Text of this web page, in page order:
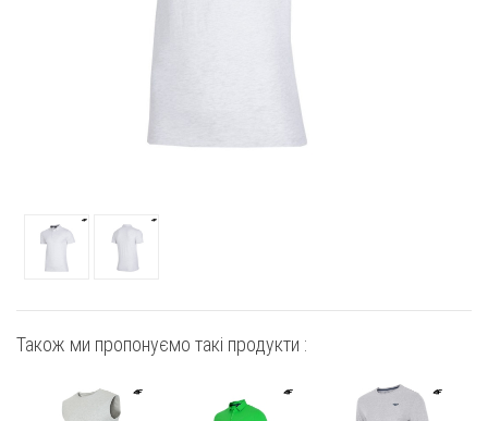
Також ми пропонуємо такі продукти :